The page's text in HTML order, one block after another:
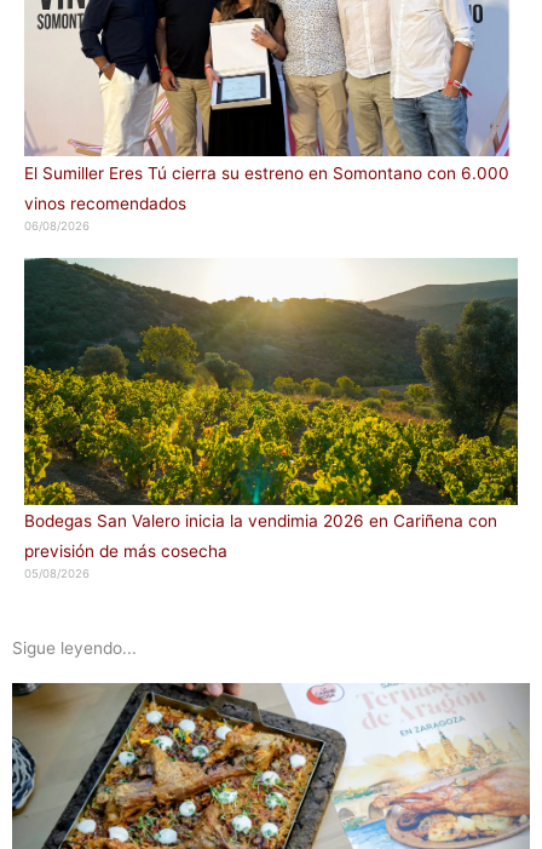
El Sumiller Eres Tú cierra su estreno en Somontano con 6.000
vinos recomendados
06/08/2026
Bodegas San Valero inicia la vendimia 2026 en Cariñena con
previsión de más cosecha
05/08/2026
Sigue leyendo...